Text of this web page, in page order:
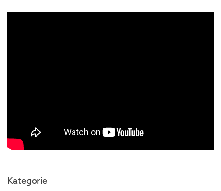
Kategorie